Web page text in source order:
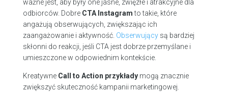
ważne jest, aby były one jasne, zwięzłe i atrakcyjne dla
odbiorców. Dobre CTA Instagramto takie, które
angażują obserwujących, zwiększając ich
zaangażowanie i aktywność. Obserwującysą bardziej
skłonni do reakcji, jeśli CTA jest dobrze przemyślane i
umieszczone w odpowiednim kontekście.
Kreatywne Call to Action przykładymogą znacznie
zwiększyć skuteczność kampanii marketingowej.